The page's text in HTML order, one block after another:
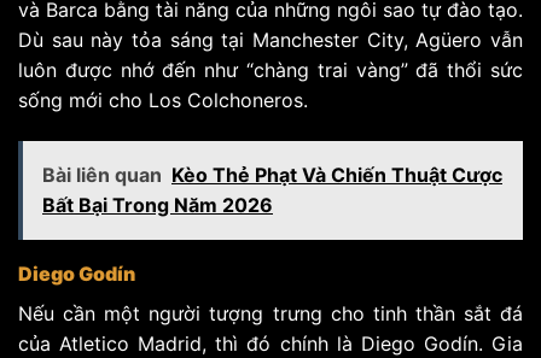
và Barca bằng tài năng của những ngôi sao tự đào tạo.
Dù sau này tỏa sáng tại Manchester City, Agüero vẫn
luôn được nhớ đến như “chàng trai vàng” đã thổi sức
sống mới cho Los Colchoneros.
Bài liên quan Kèo Thẻ Phạt Và Chiến Thuật Cược
Bất Bại Trong Năm 2026
Diego Godín
Nếu cần một người tượng trưng cho tinh thần sắt đá
của Atletico Madrid, thì đó chính là Diego Godín. Gia